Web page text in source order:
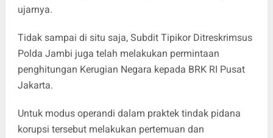
ujarnya.
Tidak sampai di situ saja, Subdit Tipikor Ditreskrimsus
Polda Jambi juga telah melakukan permintaan
penghitungan Kerugian Negara kepada BRK RI Pusat
Jakarta.
Untuk modus operandi dalam praktek tindak pidana
korupsi tersebut melakukan pertemuan dan